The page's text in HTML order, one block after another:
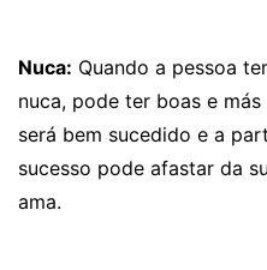
Nuca: Quando a pessoa
nuca, pode ter boas e
será bem sucedido e a
sucesso pode afastar da
ama.